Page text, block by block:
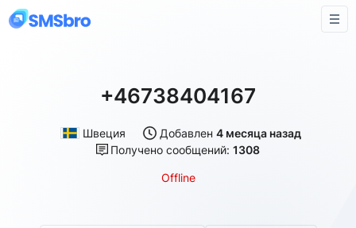
+46738404167
Швеция Добавлен 4 месяца назад
Получено сообщений:1308
Offline